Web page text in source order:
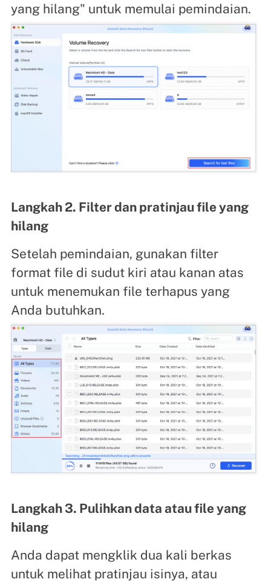
yang hilang" untuk memulai pemindaian.
Langkah 2. Filter dan pratinjau file yang
hilang
Setelah pemindaian, gunakan filter
format file di sudut kiri atau kanan atas
untuk menemukan file terhapus yang
Anda butuhkan.
Langkah 3. Pulihkan data atau file yang
hilang
Anda dapat mengklik dua kali berkas
untuk melihat pratinjau isinya, atau